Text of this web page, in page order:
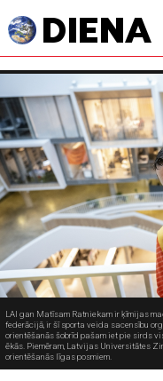
LAI gan Matīsam Ratniekam ir ķīmijas
federācijā, ir šī sporta veida sacensību
orientēšanās šobrīd pašam iet pie sirds
ēkās. Piemēram, Latvijas Universitātes
orientēšanās līgas posmiem.